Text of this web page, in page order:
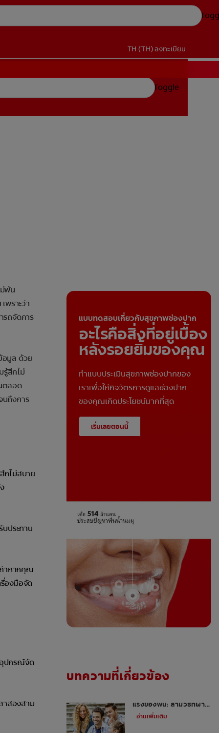
TH (TH)ลงทะเบียน
Toggle
พ้น
พราะว่า
รถจัดการ
อมูล ด้วย
รู้สึกไม่
ตลอด
ถึงการ
กไม่สบาย
ประทาน
าหากคุณ
องมือจัด
อุปกรณ์จัด
าสองสาม
แบบทดสอบเกี่ยวกับสุขภาพช่องปาก
อะไรคือสิ่งที่อยู่เบื้อง
หลังรอยยิ้มของคุณ
ทำแบบประเมินสุขภาพช่องปากของ
เราเพื่อให้กิจวัตรการดูแลช่องปาก
ของคุณเกิดประโยชน์มากที่สุด
เริ่มเลยตอนนี้
บทความที่เกี่ยวข้อง
แรงของฟัน: สามวิธีที่ผ่าน
การพิสูจน์แล้ว
อ่านเพิ่มเติม